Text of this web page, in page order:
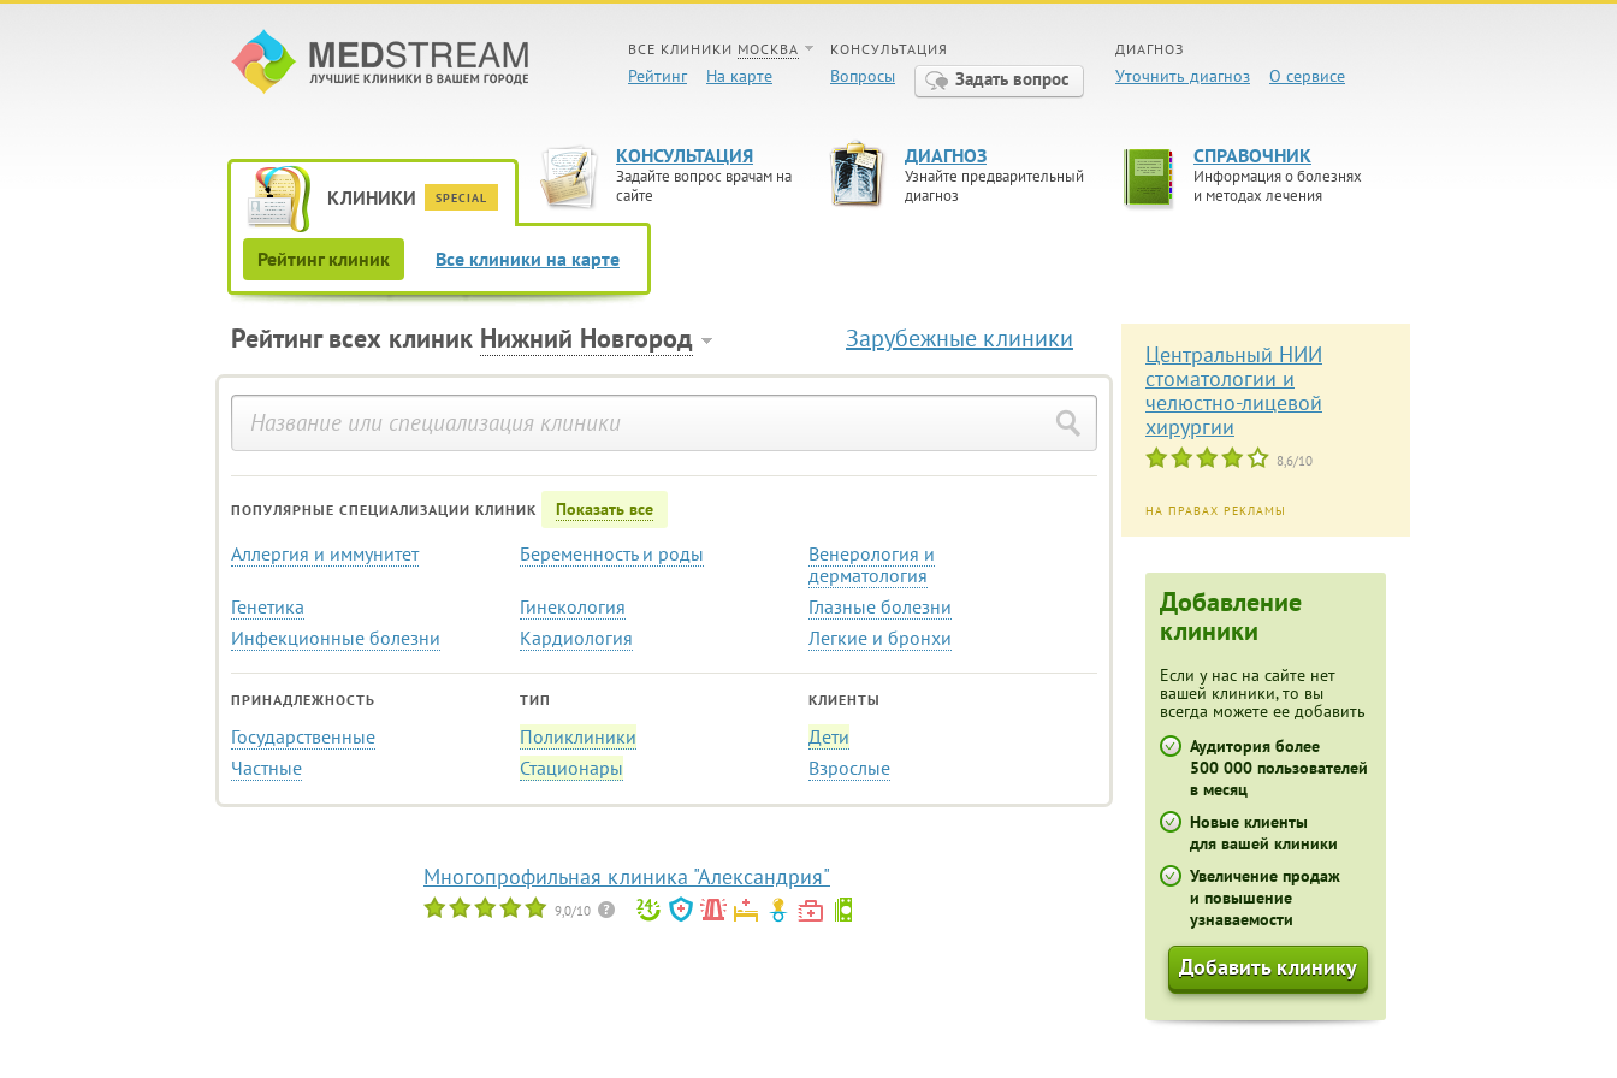
ВСЕ КЛИНИКИ МОСКВА
Рейтинг На карте
КОНСУЛЬТАЦИЯ
Вопросы Задать вопрос
ДИАГНОЗ
Уточнить диагноз О сервисе
КЛИНИКИ SPECIAL
КОНСУЛЬТАЦИЯ
Задайте вопрос врачам на
сайте
ДИАГНОЗ
Узнайте предварительный
диагноз
СПРАВОЧНИК
Информация о болезнях
и методах лечения
Рейтинг клиник Все клиники на карте
Рейтинг всех клиник Нижний Новгород Зарубежные клиники
ПОПУЛЯРНЫЕ СПЕЦИАЛИЗАЦИИ КЛИНИК Показать все
Аллергия и иммунитет Беременность и роды
Венерология и
дерматология
Генетика
Гинекология
Глазные болезни
Инфекционные болезни
Кардиология Легкие и бронхи
ПРИНАДЛЕЖНОСТЬ
Государственные
Частные
ТИП
Поликлиники
Стационары
КЛИЕНТЫ
Дети
Взрослые
Многопрофильная клиника "Александрия"
9,0/10
Центральный НИИ
стоматологии и
челюстно-лицевой
хирургии
8,6/10
НА ПРАВАХ РЕКЛАМЫ
Добавление
клиники
Если у нас на сайте нет
вашей клиники, то вы
всегда можете ее добавить
Аудитория более
500 000 пользователей
в месяц
Новые клиенты
для вашей клиники
Увеличение продаж
и повышение
узнаваемости
Добавить клинику